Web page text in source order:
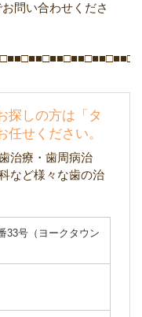
問い合わせくださ
探しの方は「タ
任せください。
治療・歯周病治
など様々な歯の治
33号（ヨークタウン